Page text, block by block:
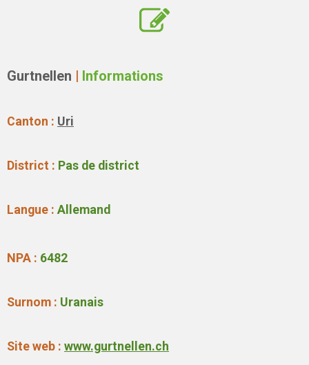
Gurtnellen Informations
Canton : Uri
District : Pas de district
Langue : Allemand
NPA : 6482
Surnom : Uranais
Site web : www.gurtnellen.ch